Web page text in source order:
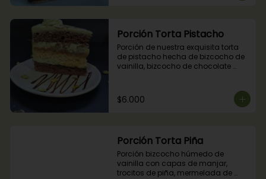
Porción Torta Pistacho
Porción de nuestra exquisita torta
de pistacho hecha de bizcocho de
vainilla, bizcocho de chocolate
crema de pistachos.
$6.000
Porción Torta Piña
Porción bizcocho húmedo de
vainilla con capas de manjar,
trocitos de piña, mermelada de